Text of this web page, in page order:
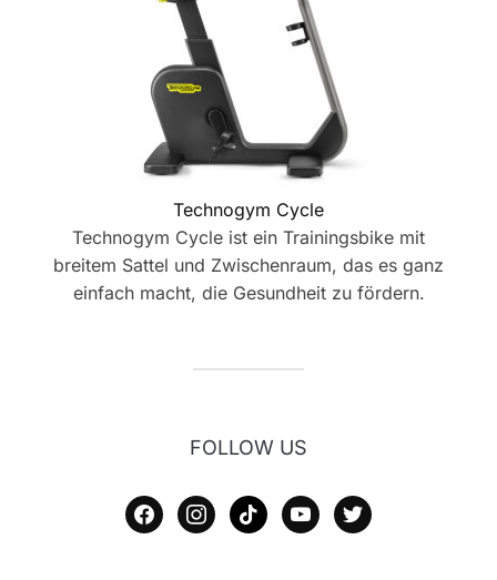
Technogym Cycle
Technogym Cycle ist ein Trainingsbike mit
breitem Sattel und Zwischenraum, das es ganz
einfach macht, die Gesundheit zu fördern.
FOLLOW US
facebookinstagram
tiktok youtubetwitter